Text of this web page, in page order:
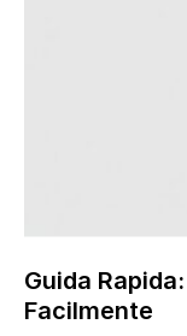
Guida
Facilmente